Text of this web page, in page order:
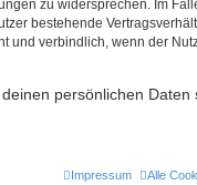
zu widersprechen. Im
bestehende
und verbindlich, wenn der
persönlichen Daten
Alle
Impressum